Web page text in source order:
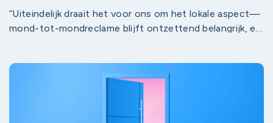
“Uiteindelijk draait het voor ons om het lokale aspect—
mond-tot-mondreclame blijft ontzettend belangrijk, en